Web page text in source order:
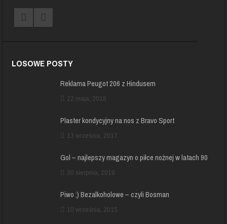
LOSOWE POSTY
Reklama Peugot 206 z Hindusem
22 maja, 2018
Plaster kondycyjny na nos z Bravo Sport
13 września, 2017
Gol – najlepszy magazyn o piłce nożnej w latach 90
30 sierpnia, 2019
Piwo ;) Bezalkoholowe – czyli Bosman
10 września, 2015